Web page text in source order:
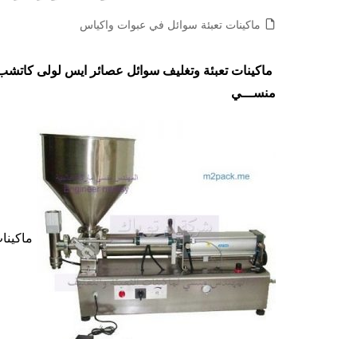
ماكينات تعبئة سوائل في عبوات واكياس
ماكينات تعبئة وتغليف سوائل عصائر ايس لولى
منســـي